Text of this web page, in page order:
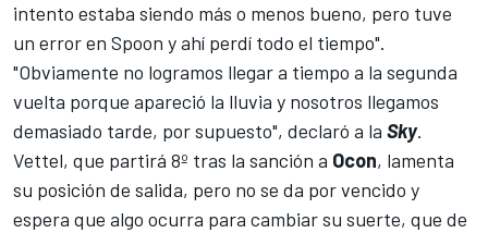
intento estaba siendo más o menos bueno, pero tuve
un error en Spoon y ahí perdí todo el tiempo".
"Obviamente no logramos llegar a tiempo a la segunda
vuelta porque apareció la lluvia y nosotros llegamos
demasiado tarde, por supuesto", declaró a la Sky.
Vettel, que partirá 8º tras la sanción a Ocon, lamenta
su posición de salida, pero no se da por vencido y
espera que algo ocurra para cambiar su suerte, que de